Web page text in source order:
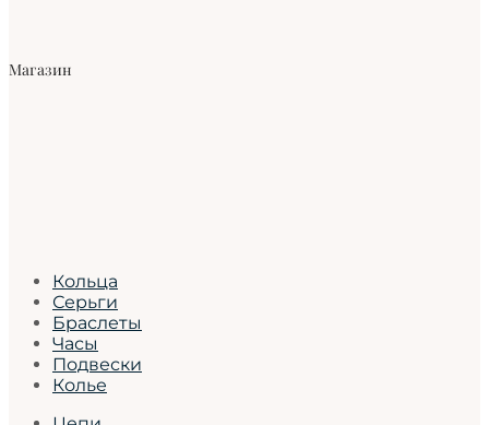
Магазин
Кольца
Серьги
Браслеты
Часы
Подвески
Колье